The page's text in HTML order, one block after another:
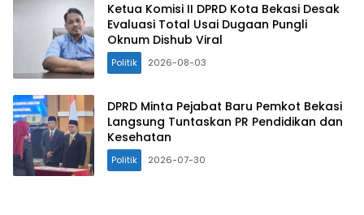
Ketua Komisi II DPRD Kota Bekasi Desak
Evaluasi Total Usai Dugaan Pungli
Oknum Dishub Viral
Politik 2026-08-03
DPRD Minta Pejabat Baru Pemkot Bekasi
Langsung Tuntaskan PR Pendidikan dan
Kesehatan
Politik 2026-07-30